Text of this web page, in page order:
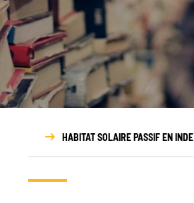
Nos réseaux
Rapport
d’activité
HABITAT SOLAIRE PASSIF EN